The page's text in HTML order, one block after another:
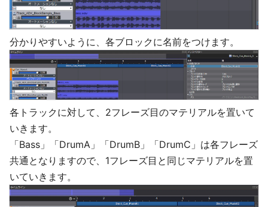
分かりやすいように、各ブロックに名前をつけます。
各トラックに対して、2フレーズ目のマテリアルを置いて
いきます。
「Bass」「DrumA」「DrumB」「DrumC」は各フレーズ
共通となりますので、1フレーズ目と同じマテリアルを置
いていきます。